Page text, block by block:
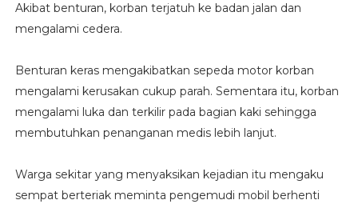
Akibat benturan, korban terjatuh ke badan jalan dan
mengalami cedera.
Benturan keras mengakibatkan sepeda motor korban
mengalami kerusakan cukup parah. Sementara itu, korban
mengalami luka dan terkilir pada bagian kaki sehingga
membutuhkan penanganan medis lebih lanjut.
Warga sekitar yang menyaksikan kejadian itu mengaku
sempat berteriak meminta pengemudi mobil berhenti